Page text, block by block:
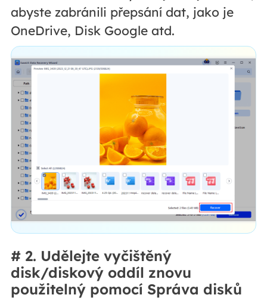
abyste zabránili přepsání dat, jako je
OneDrive, Disk Google atd.
# 2. Udělejte vyčištěný
disk/diskový oddíl znovu
použitelný pomocí Správa disků